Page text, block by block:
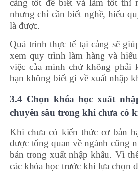
càng tốt để biết và làm tốt thì
nhưng chỉ cần biết nghề, hiểu
là được.
Quá trình thực tế tại cảng sẽ
xem quy trình làm hàng và
việc của mình chứ không phải
bạn không biết gì về xuất nhập
3.4 Chọn khóa học xuất
chuyên sâu trong khi chưa có
Khi chưa có kiến thức cơ bản
được tổng quan về ngành cũng
bản trong xuất nhập khẩu. Vì
các khóa học trước khi lựa chọn